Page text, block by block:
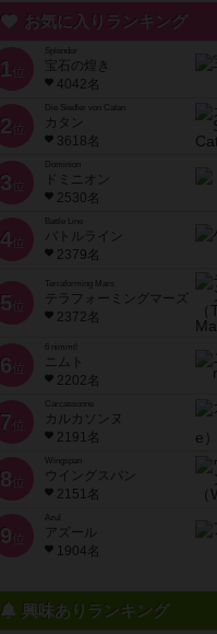
お気に入りランキング
1 位
宝石の煌き
4042名
2 位
Die Siedler von Catan
カタン
3618名
3 位
ドミニオン
2530名
4位
Battle Line
バトルライン
2379名
5 位
Terraforming Mars
テラフォーミングマーズ
2372名
6 位
ニムト
2202名
7 位
Carcassonne
カルカソンヌ
2191名
8 位
Wingspan
ウイングスパン
2151名
9 位
Azul
アズール
1904名
興味ありランキング